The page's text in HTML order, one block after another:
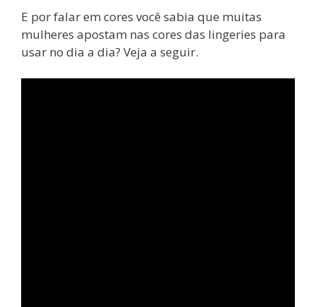
E por falar em cores você sabia que muitas
mulheres apostam nas cores das lingeries para
usar no dia a dia? Veja a seguir.